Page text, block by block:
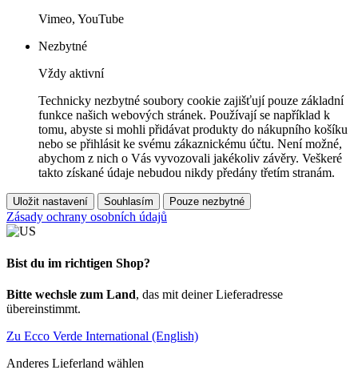
Vimeo, YouTube
Nezbytné
Vždy aktivní
Technicky nezbytné soubory cookie zajišťují pouze základní
funkce našich webových stránek. Používají se například k
tomu, abyste si mohli přidávat produkty do nákupního košíku
nebo se přihlásit ke svému zákaznickému účtu. Není možné,
abychom z nich o Vás vyvozovali jakékoliv závěry. Veškeré
takto získané údaje nebudou nikdy předány třetím stranám.
Uložit nastavení Souhlasím Pouze nezbytné
Zásady ochrany osobních údajů
Bist du im richtigen Shop?
Bitte wechsle zum Land, das mit deiner Lieferadresse
übereinstimmt.
Zu Ecco Verde International (English)
Anderes Lieferland wählen